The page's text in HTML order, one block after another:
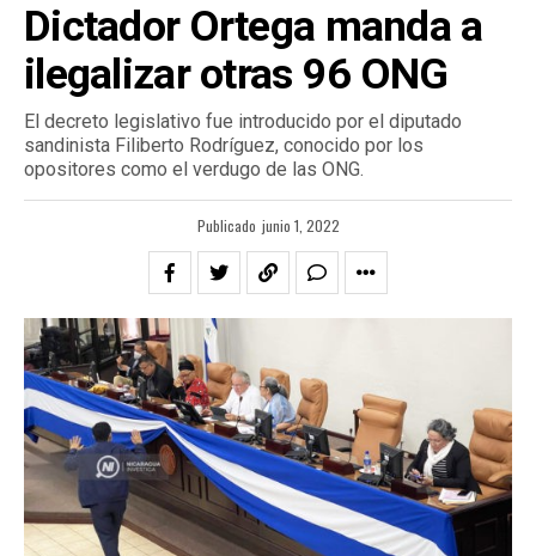
Dictador Ortega manda a
ilegalizar otras 96 ONG
El decreto legislativo fue introducido por el diputado
sandinista Filiberto Rodríguez, conocido por los
opositores como el verdugo de las ONG.
Publicado junio 1, 2022